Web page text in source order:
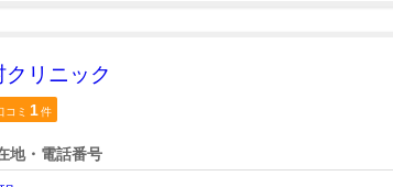
クリニック
コミ 1件
地・電話番号